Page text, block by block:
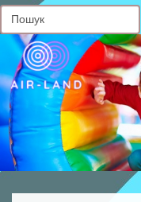
Головна
Контакти
Про
нас
Статті
В
наявності
Фото
від